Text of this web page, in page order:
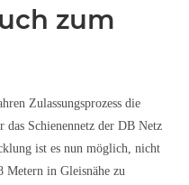
zum
Zulassungsprozess die
Schienennetz der DB Netz
ist es nun möglich, nicht
Metern in Gleisnähe zu